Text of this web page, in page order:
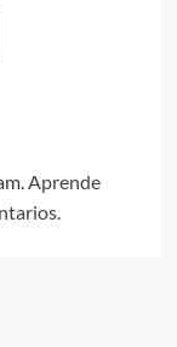
Aprende